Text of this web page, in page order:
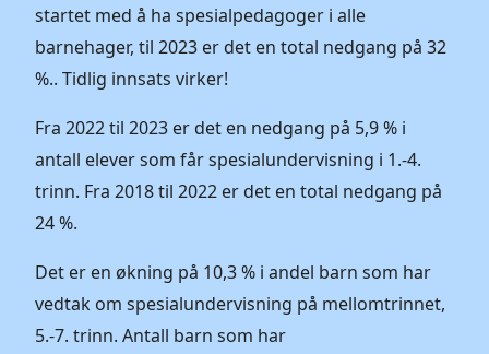
startet med å ha spesialpedagoger i alle
barnehager, til 2023 er det en total nedgang på 32
%.. Tidlig innsats virker!
Fra 2022 til 2023 er det en nedgang på 5,9 % i
antall elever som får spesialundervisning i 1.-4.
trinn. Fra 2018 til 2022 er det en total nedgang på
24 %.
Det er en økning på 10,3 % i andel barn som har
vedtak om spesialundervisning på mellomtrinnet,
5.-7. trinn. Antall barn som har